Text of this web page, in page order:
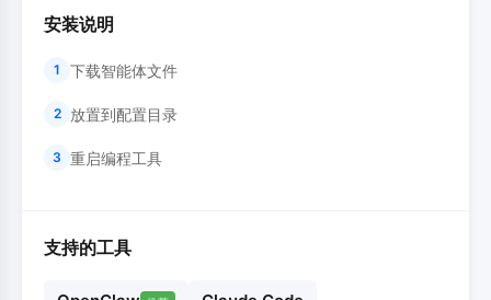
安装说明
1 下载智能体文件
2 放置到配置目录
3 重启编程工具
支持的工具